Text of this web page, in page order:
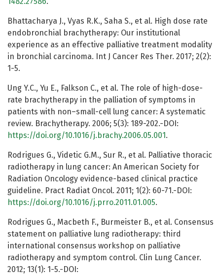
Bhattacharya J., Vyas R.K., Saha S., et al. High dose rate
endobronchial brachytherapy: Our institutional
experience as an effective palliative treatment modality
in bronchial carcinoma. Int J Cancer Res Ther. 2017; 2(2):
1-5.
Ung Y.C., Yu E., Falkson C., et al. The role of high-dose-
rate brachytherapy in the palliation of symptoms in
patients with non–small-cell lung cancer: A systematic
review. Brachytherapy. 2006; 5(3): 189-202.-DOI:
https://doi.org/10.1016/j.brachy.2006.05.001 .
Rodrigues G., Videtic G.M., Sur R., et al. Palliative thoracic
radiotherapy in lung cancer: An American Society for
Radiation Oncology evidence-based clinical practice
guideline. Pract Radiat Oncol. 2011; 1(2): 60-71.-DOI:
https://doi.org/10.1016/j.prro.2011.01.005.
Rodrigues G., Macbeth F., Burmeister B., et al. Consensus
statement on palliative lung radiotherapy: third
international consensus workshop on palliative
radiotherapy and symptom control. Clin Lung Cancer.
2012; 13(1): 1-5.-DOI: